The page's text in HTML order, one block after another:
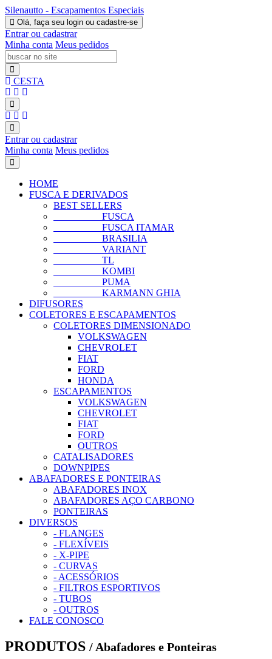
Silenautto - Escapamentos Especiais
Olá, faça seu login ou cadastre-se
Entrar ou cadastrar
Minha conta Meus pedidos
CESTA
Entrar ou cadastrar
Minha conta Meus pedidos
HOME
FUSCA E DERIVADOS
BEST SELLERS
FUSCA
FUSCA ITAMAR
BRASILIA
VARIANT
TL
KOMBI
PUMA
KARMANN GHIA
DIFUSORES
COLETORES E ESCAPAMENTOS
COLETORES DIMENSIONADO
VOLKSWAGEN
CHEVROLET
FIAT
FORD
HONDA
ESCAPAMENTOS
VOLKSWAGEN
CHEVROLET
FIAT
FORD
OUTROS
CATALISADORES
DOWNPIPES
ABAFADORES E PONTEIRAS
ABAFADORES INOX
ABAFADORES AÇO CARBONO
PONTEIRAS
DIVERSOS
- FLANGES
- FLEXÍVEIS
- X-PIPE
- CURVAS
- ACESSÓRIOS
- FILTROS ESPORTIVOS
- TUBOS
- OUTROS
FALE CONOSCO
PRODUTOS / Abafadores e Ponteiras